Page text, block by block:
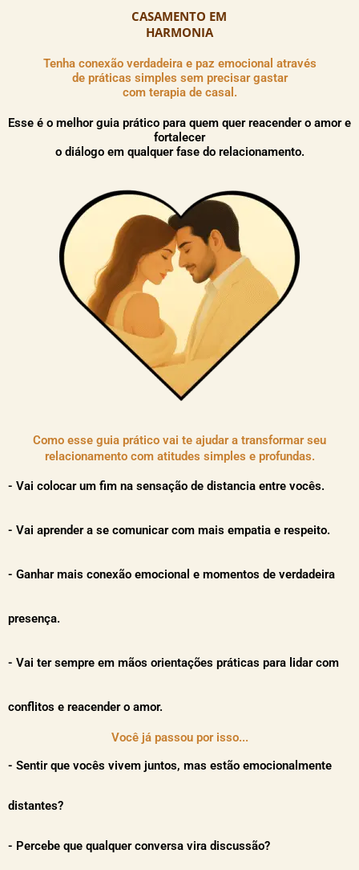
CASAMENTO EM
HARMONIA
Tenha conexão verdadeira e paz emocional através
de práticas simples sem precisar gastar
com terapia de casal.
Esse é o melhor guia prático para quem quer reacender o amor e
fortalecer
o diálogo em qualquer fase do relacionamento.
Como esse guia prático vai te ajudar a transformar seu
relacionamento com atitudes simples e profundas.
- Vai colocar um fim na sensação de distancia entre vocês.
- Vai aprender a se comunicar com mais empatia e respeito.
- Ganhar mais conexão emocional e momentos de verdadeira
presença.
- Vai ter sempre em mãos orientações práticas para lidar com
conflitos e reacender o amor.
Você já passou por isso...
- Sentir que vocês vivem juntos, mas estão emocionalmente
distantes?
- Percebe que qualquer conversa vira discussão?